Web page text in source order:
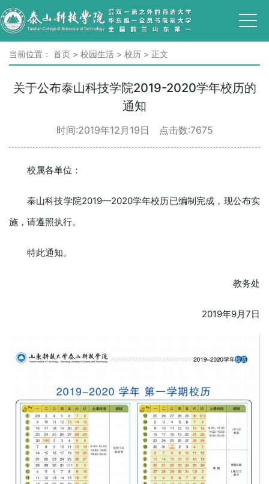
当前位置： 首页 > 校园生活 > 校历 > 正文
关于公布泰山科技学院2019-2020学年校历的
通知
时间:2019年12月19日 点击数:7675
校属各单位：
泰山科技学院2019—2020学年校历已编制完成，现公布实
施，请遵照执行。
特此通知。
教务处
2019年9月7日